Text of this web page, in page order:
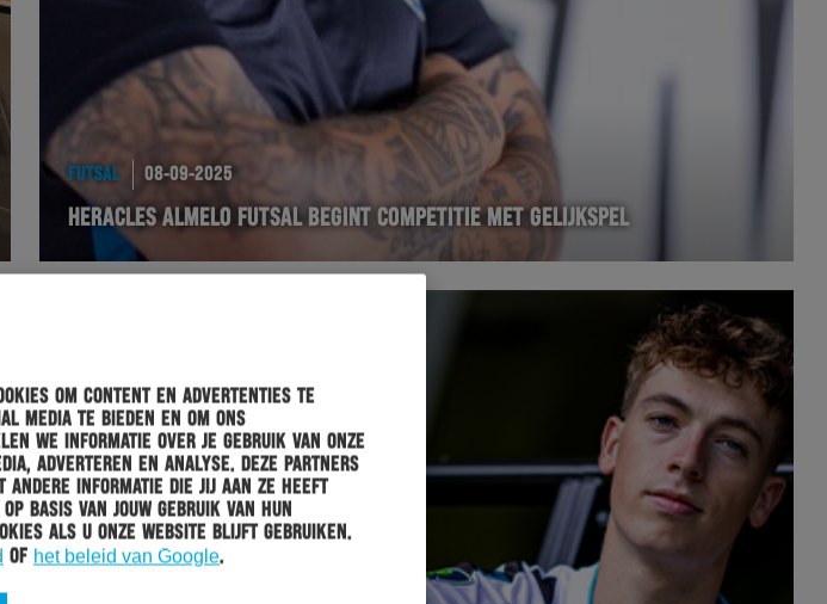
om content en advertenties te
media te bieden en om ons
we informatie over je gebruik van onze
adverteren en analyse. Deze partners
andere informatie die jij aan ze heeft
basis van jouw gebruik van hun
als u onze website blijft gebruiken.
of het beleid van Google.
FUTSAL 08-09-2025
HERACLES ALMELO FUTSAL BEGINT COMPETITIE MET GELIJKSPEL